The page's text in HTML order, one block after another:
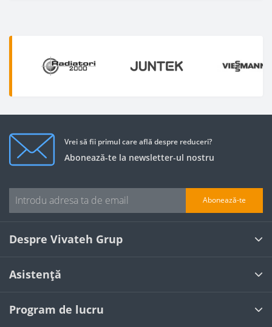
Vrei să fii primul care află despre reduceri?
Abonează-te la newsletter-ul nostru
Abonează-te
Despre Vivateh Grup
Asistență
Program de lucru